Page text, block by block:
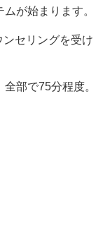
が始まります。
セリングを受け
部で75分程度。